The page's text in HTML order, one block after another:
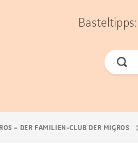
Jetzt
– DER FAMILIEN-CLUB DER MIGROS